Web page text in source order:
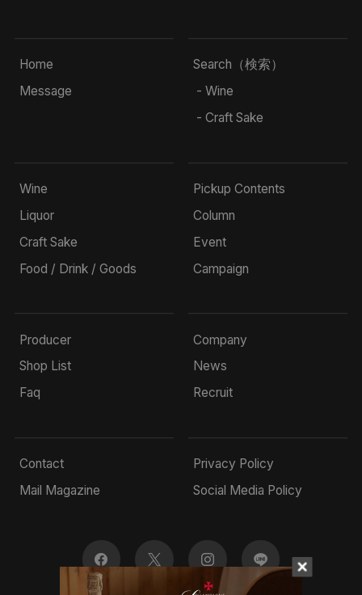
Home
Message
Search（検索）
- Wine
- Craft Sake
Wine
Liquor
Craft Sake
Food / Drink / Goods
Pickup Contents
Column
Event
Campaign
Producer
Shop List
Faq
Company
News
Recruit
Contact
Mail Magazine
Privacy Policy
Social Media Policy